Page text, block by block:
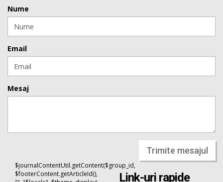
Nume
Email
Mesaj
Trimite mesajul
$journalContentUtil.getContent($group_id,
$footerContent.getArticleId(),
Link-uri rapide